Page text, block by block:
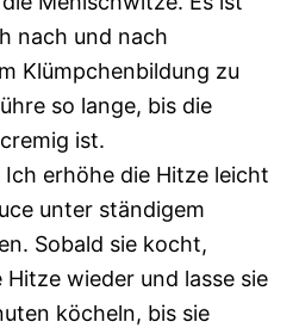
nach und nach
Klümpchenbildung zu
so lange, bis die
ist.
Ich erhöhe die Hitze leicht
unter ständigem
Sobald sie kocht,
Hitze wieder und lasse sie
köcheln, bis sie